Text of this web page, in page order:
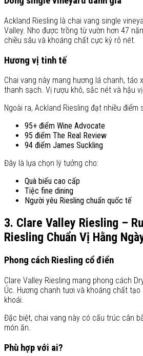
Ackland Riesling là chai vang single
Valley. Nho được trồng từ vườn hơn 47
chiều sâu và khoáng chất cực kỳ rõ nét.
Hương vị tinh tế
Chai vang này mang hương lá chanh, táo
thanh sạch. Vị rượu khô, sắc nét và hậu
Ngoài ra, Ackland Riesling đạt nhiều điểm
95+ điểm Wine Advocate
95 điểm The Real Review
94 điểm James Suckling
Đây là lựa chọn lý tưởng cho:
Quà biếu cao cấp
Tiệc fine dining
Người yêu Riesling chuẩn quốc tế
3. Clare Valley Riesling –
Riesling Chuẩn Vị Hằng
Phong cách Riesling cổ điển
Clare Valley Riesling mang phong cách
Úc. Hương chanh tươi và khoáng chất
khoái.
Đặc biệt, chai vang này có cấu trúc cân
món ăn.
Phù hợp với ai?